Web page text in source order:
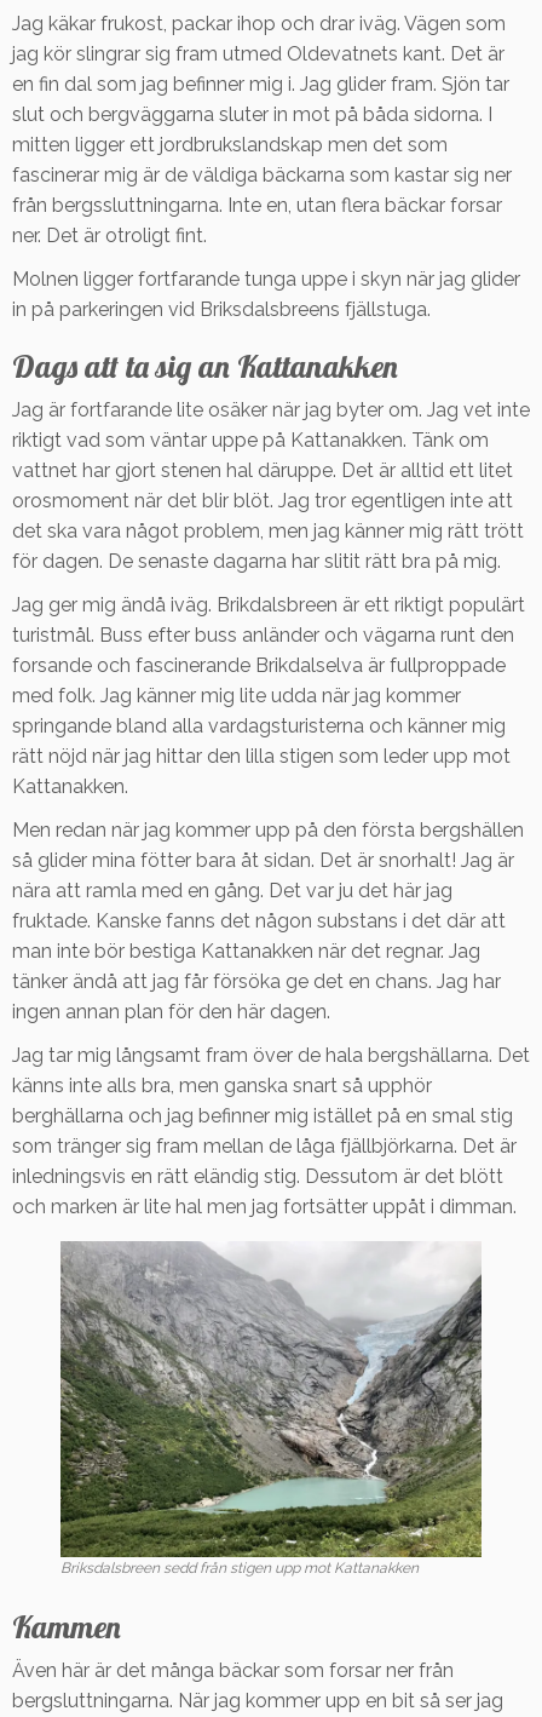
Jag käkar frukost, packar ihop och drar iväg. Vägen som
jag kör slingrar sig fram utmed Oldevatnets kant. Det är
en fin dal som jag befinner mig i. Jag glider fram. Sjön tar
slut och bergväggarna sluter in mot på båda sidorna. I
mitten ligger ett jordbrukslandskap men det som
fascinerar mig är de väldiga bäckarna som kastar sig ner
från bergssluttningarna. Inte en, utan flera bäckar forsar
ner. Det är otroligt fint.
Molnen ligger fortfarande tunga uppe i skyn när jag glider
in på parkeringen vid Briksdalsbreens fjällstuga.
Dags att ta sig an Kattanakken
Jag är fortfarande lite osäker när jag byter om. Jag vet inte
riktigt vad som väntar uppe på Kattanakken. Tänk om
vattnet har gjort stenen hal däruppe. Det är alltid ett litet
orosmoment när det blir blöt. Jag tror egentligen inte att
det ska vara något problem, men jag känner mig rätt trött
för dagen. De senaste dagarna har slitit rätt bra på mig.
Jag ger mig ändå iväg. Brikdalsbreen är ett riktigt populärt
turistmål. Buss efter buss anländer och vägarna runt den
forsande och fascinerande Brikdalselva är fullproppade
med folk. Jag känner mig lite udda när jag kommer
springande bland alla vardagsturisterna och känner mig
rätt nöjd när jag hittar den lilla stigen som leder upp mot
Kattanakken.
Men redan när jag kommer upp på den första bergshällen
så glider mina fötter bara åt sidan. Det är snorhalt! Jag är
nära att ramla med en gång. Det var ju det här jag
fruktade. Kanske fanns det någon substans i det där att
man inte bör bestiga Kattanakken när det regnar. Jag
tänker ändå att jag får försöka ge det en chans. Jag har
ingen annan plan för den här dagen.
Jag tar mig långsamt fram över de hala bergshällarna. Det
känns inte alls bra, men ganska snart så upphör
berghällarna och jag befinner mig istället på en smal stig
som tränger sig fram mellan de låga fjällbjörkarna. Det är
inledningsvis en rätt eländig stig. Dessutom är det blött
och marken är lite hal men jag fortsätter uppåt i dimman.
Briksdalsbreen sedd från stigen upp mot Kattanakken
Kammen
Även här är det många bäckar som forsar ner från
bergsluttningarna. När jag kommer upp en bit så ser jag